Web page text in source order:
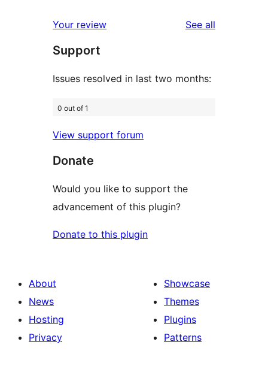
reviews
star
reviews
Your review See all
Support
Issues resolved in last two months:
0 out of 1
View support forum
Donate
Would you like to support the
advancement of this plugin?
Donate to this plugin
About
News
Hosting
Privacy
Showcase
Themes
Plugins
Patterns